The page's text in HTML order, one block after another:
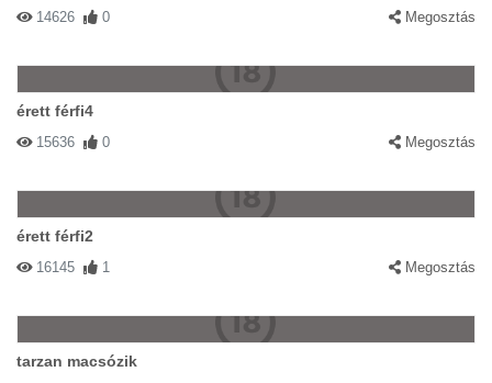
14626 0 Megosztás
érett férfi4
15636 0 Megosztás
érett férfi2
16145 1 Megosztás
tarzan macsózik